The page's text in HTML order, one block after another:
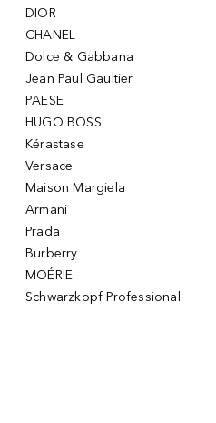
DIOR
CHANEL
Dolce & Gabbana
Jean Paul Gaultier
PAESE
HUGO BOSS
Kérastase
Versace
Maison Margiela
Armani
Prada
Burberry
MOÉRIE
Schwarzkopf Professional